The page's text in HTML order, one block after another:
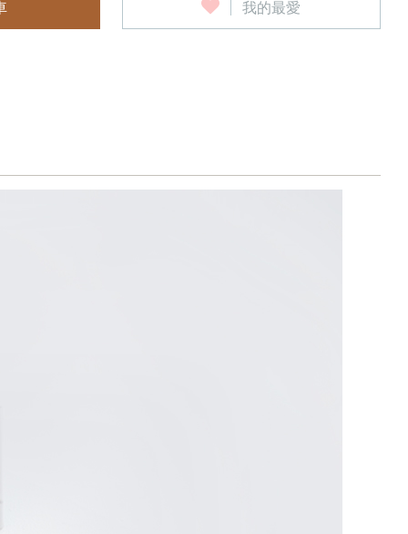
我的最愛